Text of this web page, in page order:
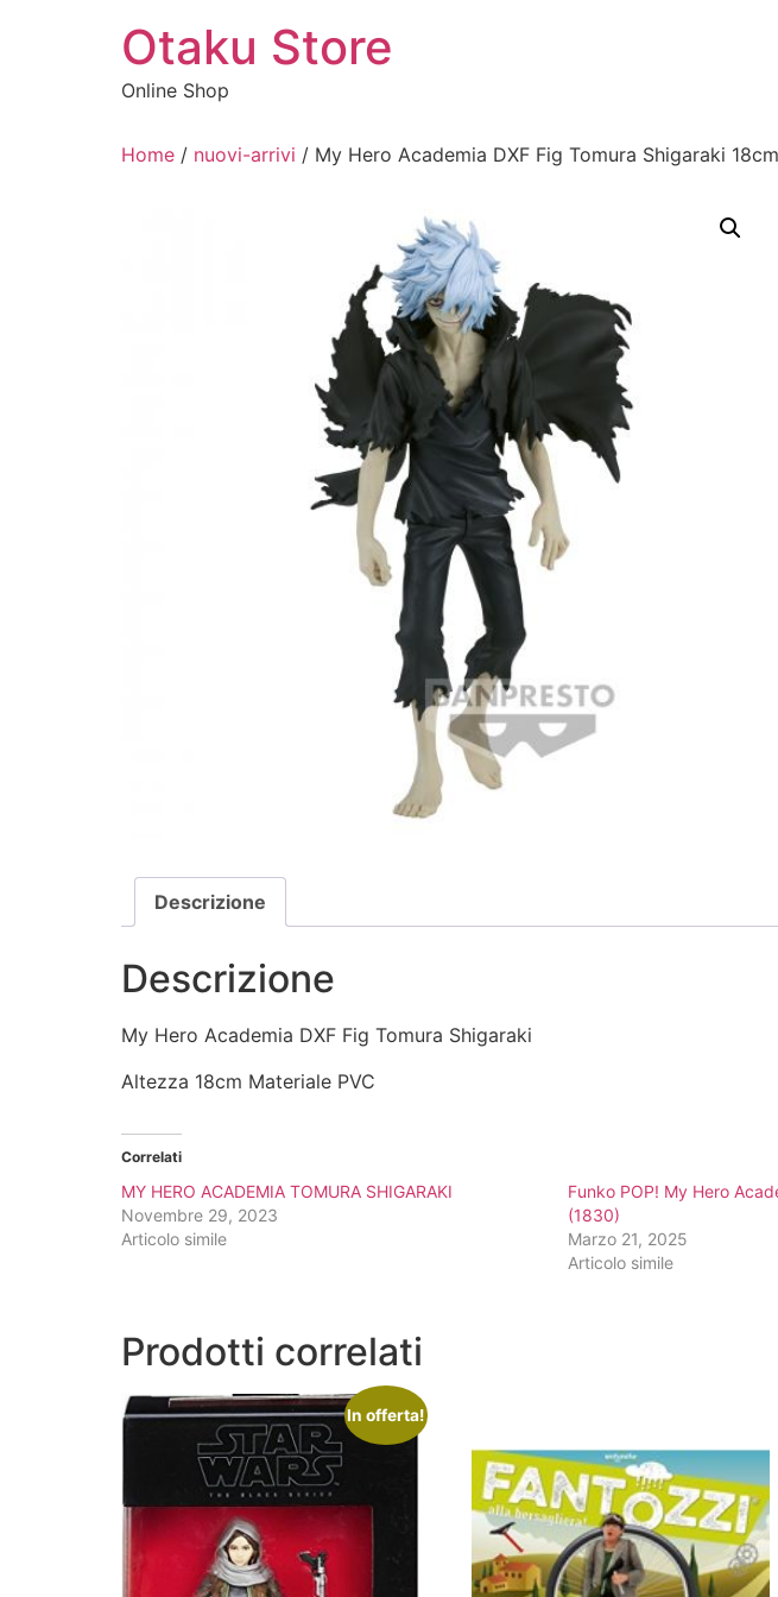
Otaku Store
Online Shop
Home / nuovi-arrivi / My Hero Academia DXF Fig Tomura Shigaraki 18cm
Descrizione
Descrizione
My Hero Academia DXF Fig Tomura Shigaraki
Altezza 18cm Materiale PVC
Correlati
MY HERO ACADEMIA TOMURA SHIGARAKI
Novembre 29, 2023
Articolo simile
Funko POP! My Hero
(1830)
Marzo 21, 2025
Articolo simile
Prodotti correlati
In offerta!